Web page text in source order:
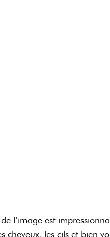
au niveau de la
il faire des concessions